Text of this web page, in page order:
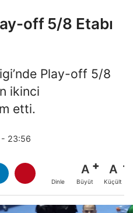
off 5/8 Etabı
Play-off 5/8
ikinci
etti.
- 23:56
Dinle
A
Büyüt
A
Küçült